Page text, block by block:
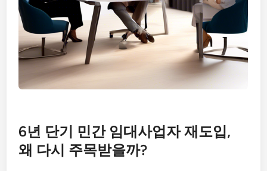
6년 단기 민간 임대사업자 재도입,
왜 다시 주목받을까?